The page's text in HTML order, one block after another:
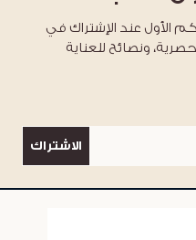
%10 على طلبكم الأول عند الإشتراك في
ونصائح للعناية
الاشتراك